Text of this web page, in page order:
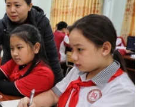
với nhiều khó khăn. (Ảnh:
TTXVN)
Straits Times, với
tục hoành hành, các